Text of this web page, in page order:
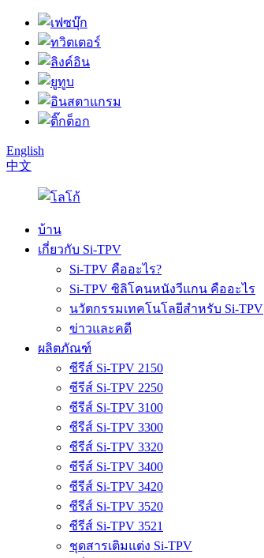
English
中文
บ้าน
เกี่ยวกับ Si-TPV
Si-TPV คืออะไร?
Si-TPV ซิลิโคนหนังวีแกน คืออะไร
นวัตกรรมเทคโนโลยีสำหรับ Si-TPV
ข่าวและคดี
ผลิตภัณฑ์
ซีรีส์ Si-TPV 2150
ซีรีส์ Si-TPV 2250
ซีรีส์ Si-TPV 3100
ซีรีส์ Si-TPV 3300
ซีรีส์ Si-TPV 3320
ซีรีส์ Si-TPV 3400
ซีรีส์ Si-TPV 3420
ซีรีส์ Si-TPV 3520
ซีรีส์ Si-TPV 3521
ชุดสารเติมแต่ง Si-TPV